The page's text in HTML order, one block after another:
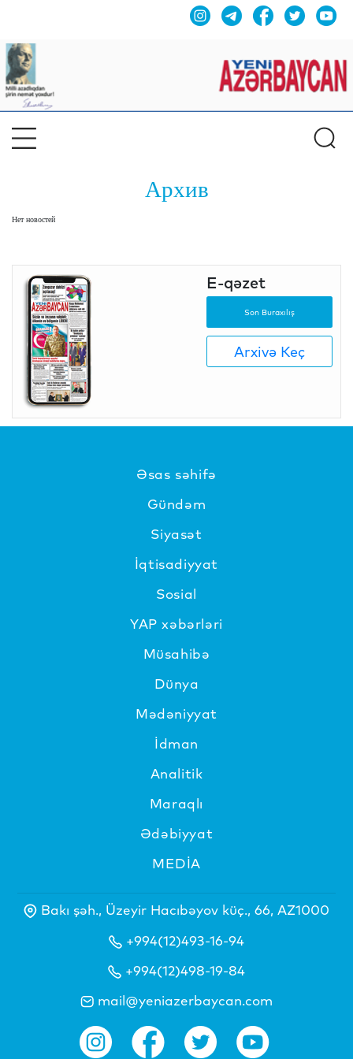
Архив
Нет новостей
E-qəzet
Son Buraxılış
Arxivə Keç
Əsas səhifə
Gündəm
Siyasət
İqtisadiyyat
Sosial
YAP xəbərləri
Müsahibə
Dünya
Mədəniyyat
İdman
Analitik
Maraqlı
Ədəbiyyat
MEDİA
Bakı şəh., Üzeyir Hacıbəyov küç., 66, AZ1000
+994(12)493-16-94
+994(12)498-19-84
mail@yeniazerbaycan.com